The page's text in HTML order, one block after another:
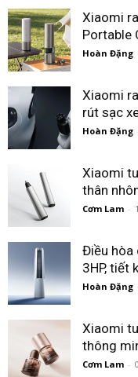
Xiaomi
Portable
Hoàn Đặng
Xiaomi
rút sạc
Hoàn Đặng
Xiaomi
thân
Cơm Lam -
Điều hòa
3HP, tiết
Hoàn Đặng
Xiaomi
thông
Cơm Lam -